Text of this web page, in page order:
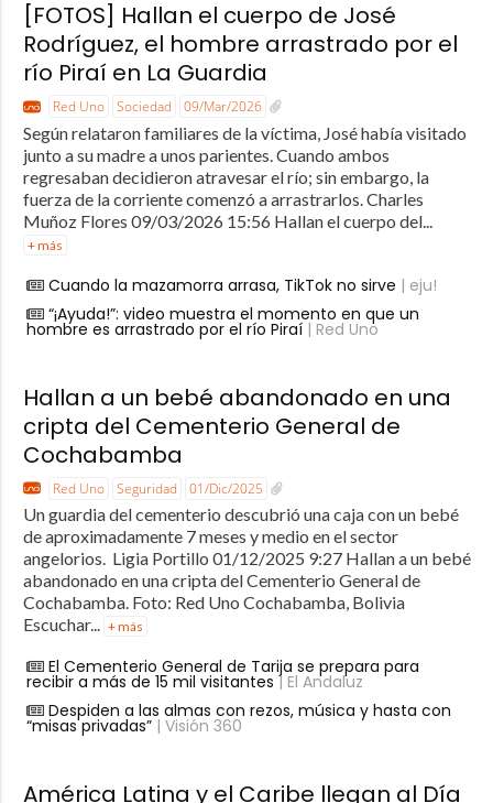
[FOTOS] Hallan el cuerpo de José
Rodríguez, el hombre arrastrado por el
río Piraí en La Guardia
Red Uno Sociedad 09/Mar/2026
Según relataron familiares de la víctima, José había visitado
junto a su madre a unos parientes. Cuando ambos
regresaban decidieron atravesar el río; sin embargo, la
fuerza de la corriente comenzó a arrastrarlos. Charles
Muñoz Flores 09/03/2026 15:56 Hallan el cuerpo del...
+ más
Cuando la mazamorra arrasa, TikTok no sirve | eju!
“¡Ayuda!”: video muestra el momento en que un
hombre es arrastrado por el río Piraí| Red Uno
Hallan a un bebé abandonado en una
cripta del Cementerio General de
Cochabamba
Red Uno Seguridad 01/Dic/2025
Un guardia del cementerio descubrió una caja con un bebé
de aproximadamente 7 meses y medio en el sector
angelorios. Ligia Portillo 01/12/2025 9:27 Hallan a un bebé
abandonado en una cripta del Cementerio General de
Cochabamba. Foto: Red Uno Cochabamba, Bolivia
Escuchar... + más
El Cementerio General de Tarija se prepara para
recibir a más de 15 mil visitantes | El Andaluz
Despiden a las almas con rezos, música y hasta con
“misas privadas”| Visión 360
América Latina y el Caribe llegan al Día